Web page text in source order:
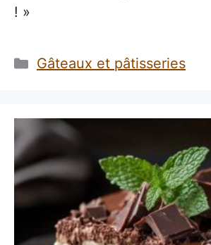
! »
Catégories
Gâteaux et pâtisseries